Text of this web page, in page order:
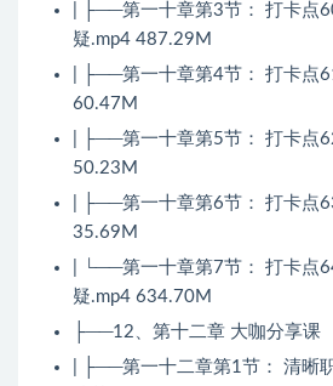
| ├──第一十章第3节： 打卡点
疑.mp4 487.29M
| ├──第一十章第4节： 打卡点
60.47M
| ├──第一十章第5节： 打卡点
50.23M
| ├──第一十章第6节： 打卡点
35.69M
| └──第一十章第7节： 打卡点
疑.mp4 634.70M
├──12、第十二章 大咖分享课
| ├──第一十二章第1节： 清晰